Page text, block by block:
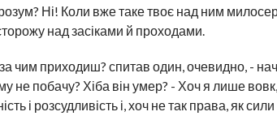
Ні! Коли вже таке твоє над ним
над засіками й проходами.
чим приходиш? спитав один, очевидно, -
не побачу? Хіба він умер? - Хоч я лише
і розсудливість і, хоч не так права, як